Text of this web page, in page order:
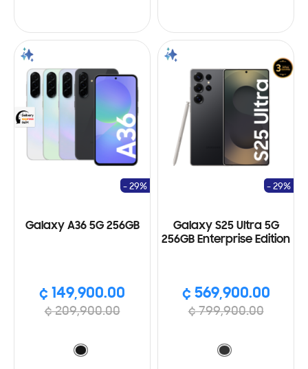
Galaxy A36 5G 256GB
¢ 149,900.00
¢ 209,900.00
- 29%
Galaxy S25 Ultra 5G
256GB Enterprise Edition
¢ 569,900.00
¢ 799,900.00
- 29%